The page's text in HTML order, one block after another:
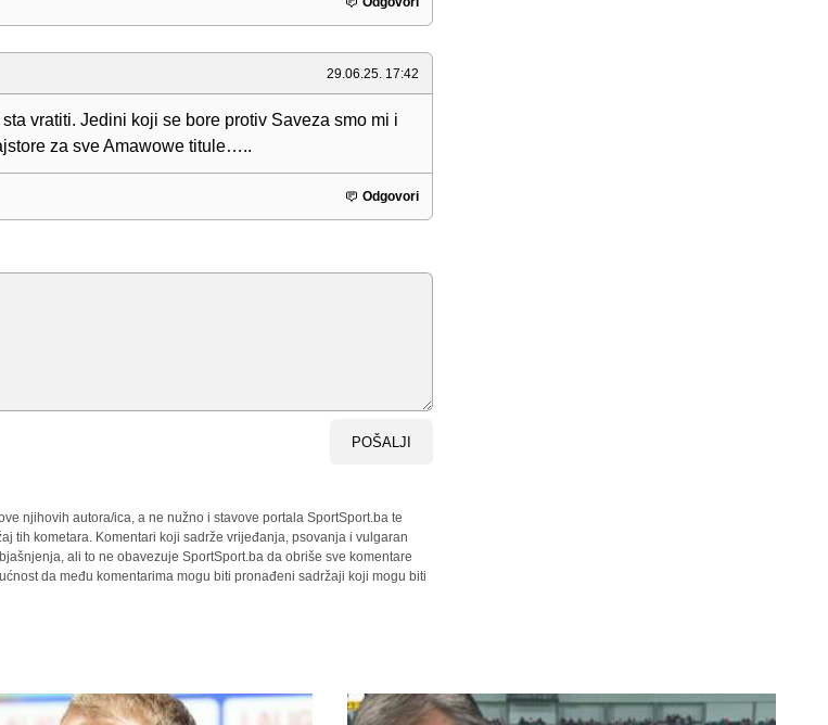
29.06.25. 17:42
vratiti. Jedini koji se bore protiv Saveza smo mi i
za sve Amawowe titule…..
Odgovori
POŠALJI
njihovih autora/ica, a ne nužno i stavove portala SportSport.ba te
tih kometara. Komentari koji sadrže vrijeđanja, psovanja i vulgaran
ali to ne obavezuje SportSport.ba da obriše sve komentare
da među komentarima mogu biti pronađeni sadržaji koji mogu biti